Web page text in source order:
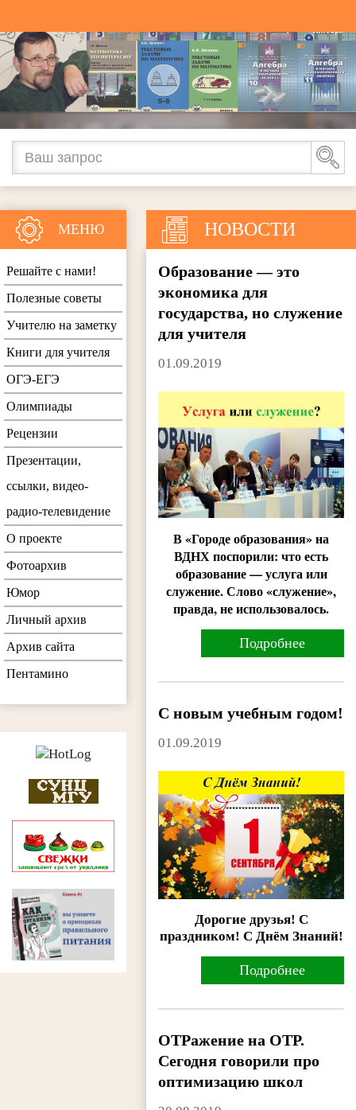
НОВОСТИ
Образование — это
экономика для
государства, но служение
для учителя
01.09.2019
В «Городе образования» на
ВДНХ поспорили: что есть
образование — услуга или
служение. Слово «служение»,
правда, не использовалось.
Подробнее
С новым учебным годом!
01.09.2019
Дорогие друзья! С
праздником! С Днём Знаний!
Подробнее
ОТРажение на ОТР.
Сегодня говорили про
оптимизацию школ
МЕНЮ
Решайте с нами!
Полезные советы
Учителю на заметку
Книги для учителя
ОГЭ-ЕГЭ
Олимпиады
Рецензии
Презентации,
ссылки, видео-
радио-телевидение
О проекте
Фотоархив
Юмор
Личный архив
Архив сайта
Пентамино